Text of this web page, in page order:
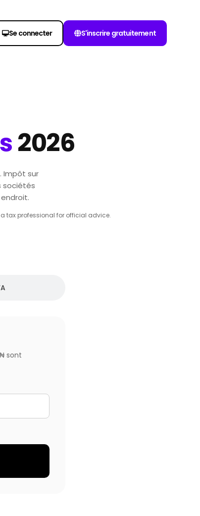
Se connecter S'inscrire gratuitement
2026
Impôt sur
sociétés
a tax professional for official advice.
sont